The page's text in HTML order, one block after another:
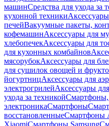
машинСредства для ухода за
кухонной техники
печейВакуумные пакеты,
кофемашинАксессуары для
хлебопечекАксессуары для
для кухонных комбайнов
мясорубокАксессуары для
для сушилок овощей и
йогуртницАксессуары для
электрогрилейАксессуары
ухода за техникой
электроникаСмартфоны
восстановленныеСмартфоны
XiaomiСмартфоны Samsung